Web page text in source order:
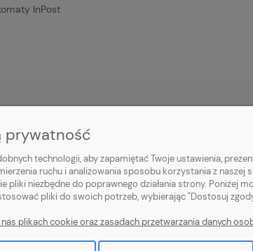
Metody płatności
Czas i koszty dostawy
Czas realizacji zamówienia
Zwroty i reklamacje
prywatność
technologii, aby zapamiętać Twoje ustawienia,
ruchu i analizowania sposobu korzystania z naszej
pliki niezbędne do poprawnego działania strony.
pliki do swoich potrzeb, wybierając "Dostosuj
nas plikach cookie oraz zasadach przetwarzania danych